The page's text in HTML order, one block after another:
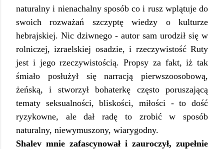
naturalny i nienachalny sposób co i rusz wplątuje do
swoich rozważań szczyptę wiedzy o kulturze
hebrajskiej. Nic dziwnego - autor sam urodził się w
rolniczej, izraelskiej osadzie, i rzeczywistość Ruty
jest i jego rzeczywistością. Propsy za fakt, iż tak
śmiało posłużył się narracją pierwszoosobową,
żeńską, i stworzył bohaterkę często poruszającą
tematy seksualności, bliskości, miłości - to dość
ryzykowne, ale dał radę to zrobić w sposób
naturalny, niewymuszony, wiarygodny.
Shalev mnie zafascynował i zauroczył, zupełnie